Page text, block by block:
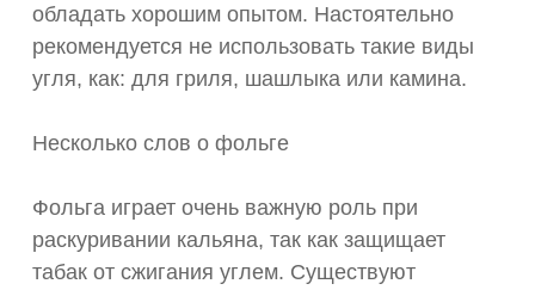
обладать хорошим опытом. Настоятельно
рекомендуется не использовать такие виды
угля, как: для гриля, шашлыка или камина.
Несколько слов о фольге
Фольга играет очень важную роль при
раскуривании кальяна, так как защищает
табак от сжигания углем. Существуют